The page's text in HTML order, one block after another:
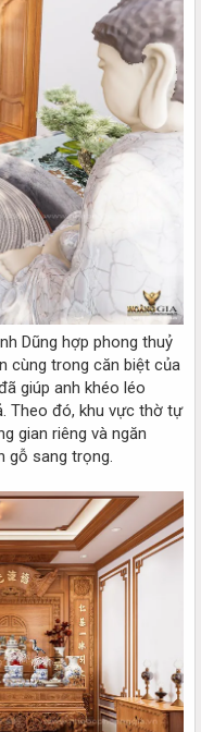
Dũng hợp phong thuỷ
cùng trong căn biệt của
giúp anh khéo léo
Theo đó, khu vực thờ tự
gian riêng và ngăn
gỗ sang trọng.